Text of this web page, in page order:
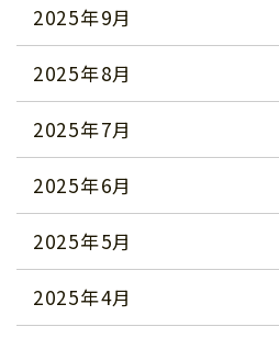
2025年9月
2025年8月
2025年7月
2025年6月
2025年5月
2025年4月